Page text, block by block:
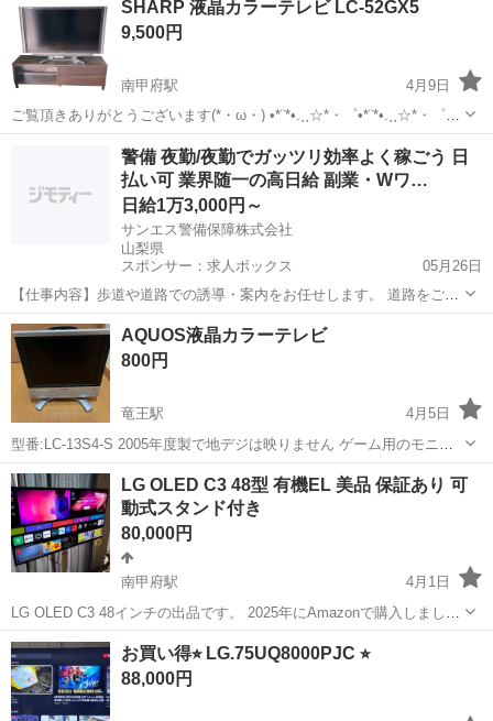
ちください。 デジタルハイビジョン対応モデルです。 少し重いです
が、テ...
SHARP 液晶カラーテレビ LC-52GX5
9,500円
南甲府駅
4月9日
ご覧頂きありがとうございます(*・ω・) •*¨*•.¸¸☆*・゜•*¨*•.¸¸☆*・゜
•*¨*•.¸¸☆*・* 【商品名】 SHARP 液晶カラーテレビ LC-52GX5 テレビ
ボード 【商品状態】 ・中古美品 ...
甲府市 南甲府駅 テレビ カラーテレビ
警備 夜勤/夜勤でガッツリ効率よく稼ごう 日
払い可 業界随一の高日給 副業・Wワ…
日給1万3,000円～
サンエス警備保障株式会社
山梨県
スポンサー：求人ボックス
05月26日
【仕事内容】歩道や道路での誘導・案内をお任せします。 道路をご利
用される車両や歩行者の方が安全に安心して通行するために適切に誘
導してください。 勤務地へは直行直帰OKです! <未経験でも安心!!> 丁
寧な研修20hで基本的な知識を...
アルバイト・パート
AQUOS液晶カラーテレビ
800円
竜王駅
4月5日
型番:LC-13S4-S 2005年度製で地デジは映りません ゲーム用のモニタ
ーとして使用していました 使用には問題ないのですが、アダプタがボ
ロボロになってしまったのでそれでもよろしければお譲りします リモ
コンもありま...
山梨 南アルプス市 テレビ カラーテレビ
LG OLED C3 48型 有機EL 美品 保証あり 可
動式スタンド付き
80,000円
南甲府駅
4月1日
LG OLED C3 48インチの出品です。 2025年にAmazonで購入しまし
た。 現在もメーカー保証が約10ヶ月残っています。 2ヶ月前に保証対
応でパネル（画面）を新品に交換済みのため、状態は非常に良好で
す。...
山梨 甲府市 南甲府駅
お買い得⭐︎ LG.75UQ8000PJC ⭐︎
88,000円